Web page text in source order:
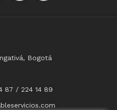
Bogotá
87 / 224 14 89